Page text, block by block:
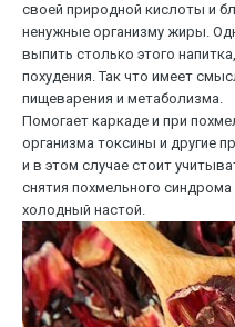
своей природной кислоты и
ненужные организму жиры.
выпить столько этого
похудения. Так что имеет
пищеварения и метаболизма.
Помогает каркаде и при
организма токсины и другие
и в этом случае стоит
снятия похмельного
холодный настой.